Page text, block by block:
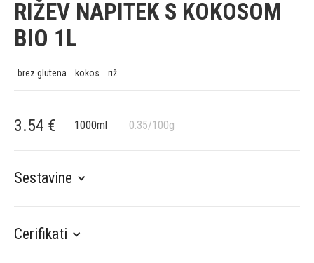
RIŽEV NAPITEK S KOKOSOM
BIO 1L
brez glutena kokos riž
3.54 € 1000ml 0.35/100g
Sestavine
Cerifikati